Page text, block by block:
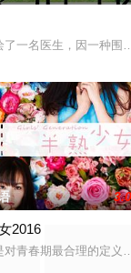
强加入后，一
”，“娘娘索命”等一连
的哥哥借了钱，独自
了一名医生，因一种
斯后，她什么
困难，组建乐队追求
3.0
2016
对青春期最合理的定义